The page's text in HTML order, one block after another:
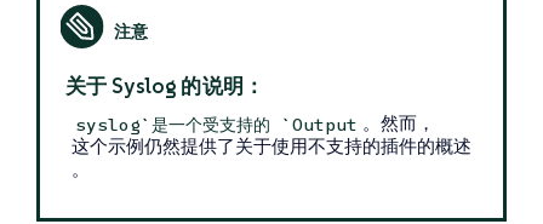
关于 Syslog 的说明：
syslog`是一个受支持的 `Output 。然而，
这个示例仍然提供了关于使用不支持的插件的概述
。